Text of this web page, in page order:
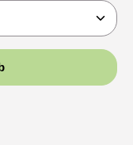
Wert ein